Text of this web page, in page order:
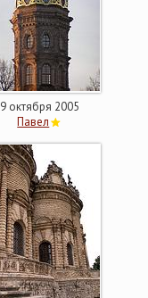
9 октября 2005
Павел